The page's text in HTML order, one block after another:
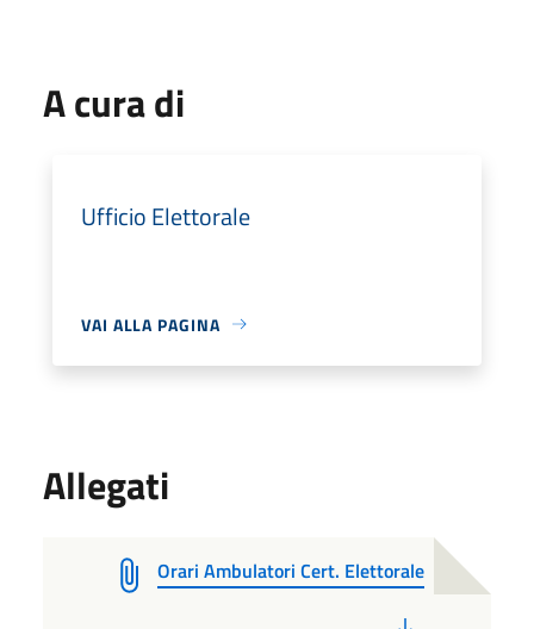
A cura di
Ufficio Elettorale
VAI ALLA PAGINA
Allegati
Orari Ambulatori Cert. Elettorale